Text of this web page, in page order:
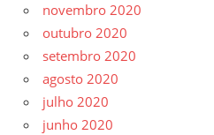
novembro 2020
outubro 2020
setembro 2020
agosto 2020
julho 2020
junho 2020